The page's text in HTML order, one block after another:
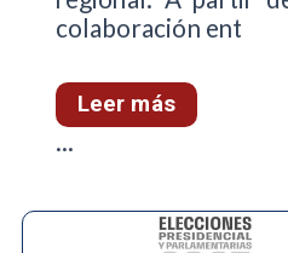
colaboración ent
Leer más
...